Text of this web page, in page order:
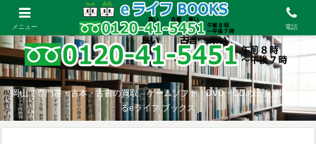
岡山で専門書・古本・古書の買取、ゲームソフト・DVD・CDの出張買取をす
るeライフ ブックス
メニュー 電話